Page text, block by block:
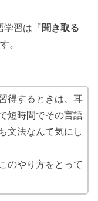
学習は『聞き取る
。
得するときは、耳
短時間でその言語
文法なんて気にし
のやり方をとって